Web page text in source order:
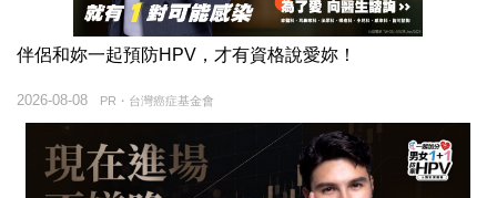
伴侶和妳一起預防HPV，才有資格說愛妳！
PR・台灣癌症基金會
2026-08-08